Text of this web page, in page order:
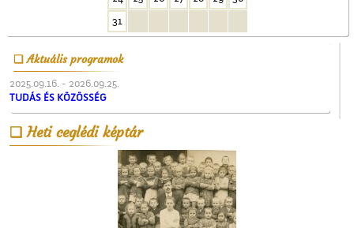
31
Aktuális programok
2025.09.16. - 2026.09.25.
TUDÁS ÉS KÖZÖSSÉG
Heti ceglédi képtár
A Ceglédi Népkör